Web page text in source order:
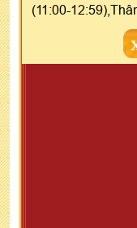
(11:00-